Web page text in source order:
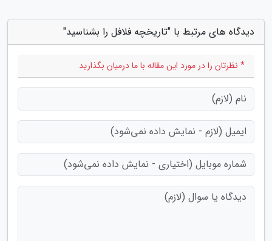
دیدگاه های مرتبط با "تاریخچه فلافل را بشناسید"
* نظرتان را در مورد این مقاله با ما درمیان بگذارید